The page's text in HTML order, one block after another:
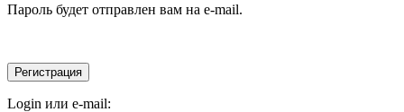
Пароль будет отправлен вам на e-mail.
Login или e-mail: